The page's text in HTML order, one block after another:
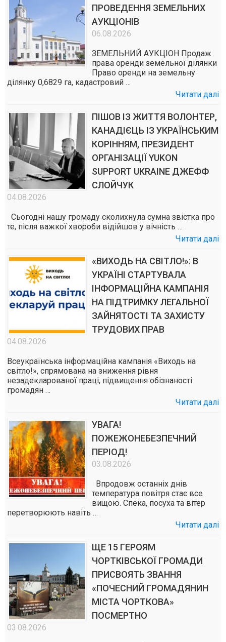
ПРОВЕДЕННЯ ЗЕМЕЛЬНИХ
АУКЦІОНІВ
06.08.2026
ЗЕМЕЛЬНИЙ АУКЦІОН Продаж
права оренди земельної ділянки
Право оренди на земельну
ділянку 0,6829 га, кадастровий …
Читати далі
ПІШОВ ІЗ ЖИТТЯ ВОЛОНТЕР,
КАНАДІЄЦЬ ІЗ УКРАЇНСЬКИМ
КОРІННЯМ, ПРЕЗИДЕНТ
ОРГАНІЗАЦІЇ YUKON
SUPPORT UKRAINE ДЖЕФФ
СЛОЙЧУК
04.08.2026
Сьогодні нашу громаду сколихнула сумна звістка про
те, після важкої хвороби відійшов у вічність …
Читати далі
«ВИХОДЬ НА СВІТЛО!»: В
УКРАЇНІ СТАРТУВАЛА
ІНФОРМАЦІЙНА КАМПАНІЯ
НА ПІДТРИМКУ ЛЕГАЛЬНОЇ
ЗАЙНЯТОСТІ ТА ЗАХИСТУ
ТРУДОВИХ ПРАВ
04.08.2026
Всеукраїнська інформаційна кампанія «Виходь на
світло!», спрямована на зниження рівня
незадекларованої праці, підвищення обізнаності
громадян …
Читати далі
УВАГА!
ПОЖЕЖОНЕБЕЗПЕЧНИЙ
ПЕРІОД!
03.08.2026
Впродовж останніх днів
температура повітря стає все
вищою. Спека, посуха та вітер
перетворюють навіть …
Читати далі
ЩЕ 15 ГЕРОЯМ
ЧОРТКІВСЬКОЇ ГРОМАДИ
ПРИСВОЯТЬ ЗВАННЯ
«ПОЧЕСНИЙ ГРОМАДЯНИН
МІСТА ЧОРТКОВА»
ПОСМЕРТНО
03.08.2026